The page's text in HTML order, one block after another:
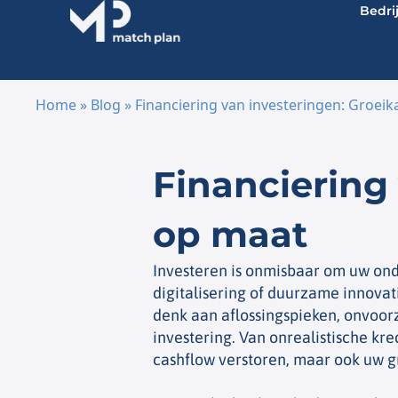
Home » Blog » Financiering van investeringen:
op maat
Investeren is onmisbaar om uw
digitalisering of duurzame
denk aan aflossingspieken,
investering. Van onrealistische
cashflow verstoren, maar ook uw